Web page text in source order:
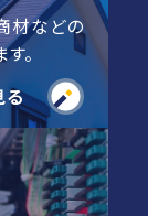
材などの
。
る